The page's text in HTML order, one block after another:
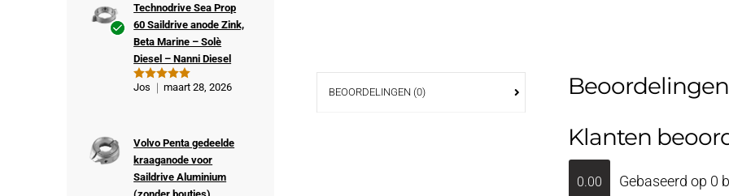
BEOORDELINGEN (0)
Beoordelingen
Klanten
0.00 Gebaseerd op 0
Gewaardeer
Technodrive Sea Prop
60 Saildrive anode Zink,
Beta Marine – Solè
Diesel – Nanni Diesel
Jos maart 28, 2026
Volvo Penta gedeelde
kraaganode voor
Saildrive Aluminium